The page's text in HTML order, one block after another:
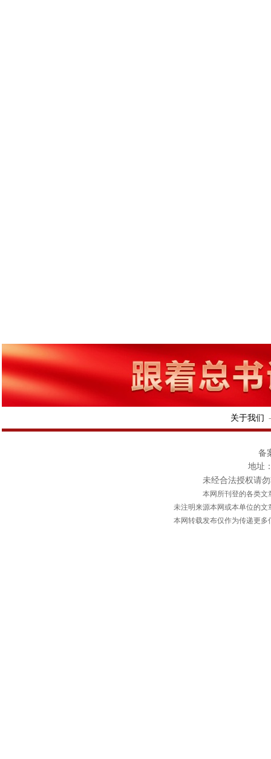
关于我们
备
地址
未经合法授权请
本网所刊登的各类文
未注明来源本网或本单位的
本网转载发布仅作为传递更